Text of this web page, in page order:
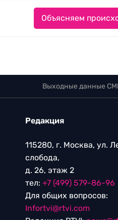
Объясняем
Выходные данные
Редакция
115280, г. Москва, ул.
слобода,
д. 26, этаж 2
тел: +7 (499) 579-86-96
Для общих вопросов:
Infortvi@rtvi.com